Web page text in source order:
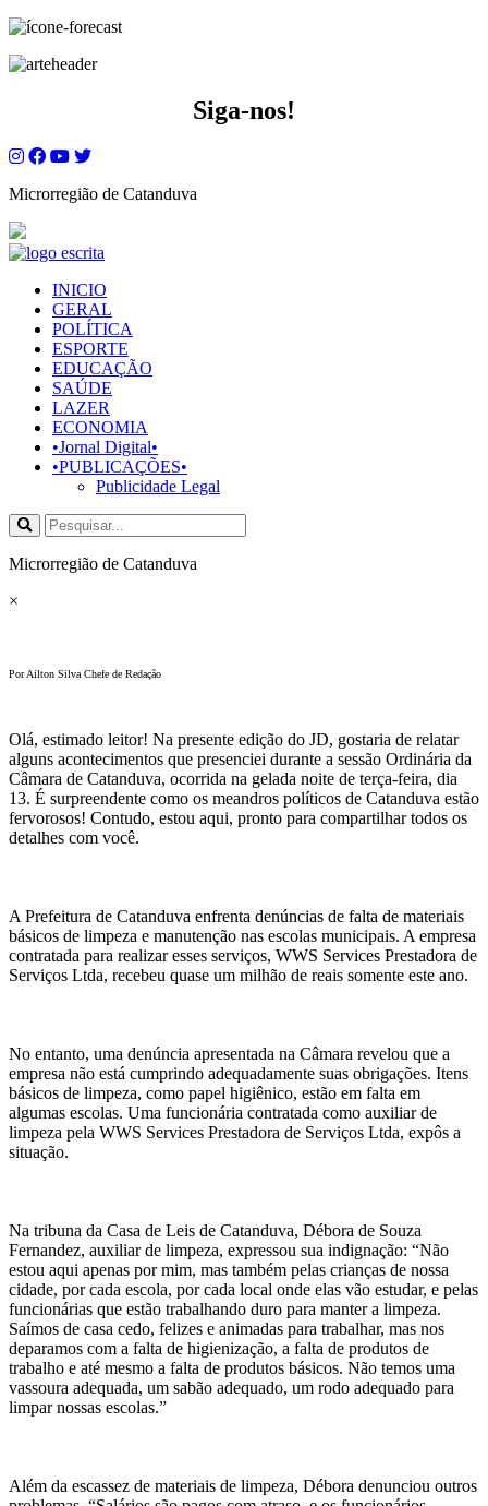
Siga-nos!
Microrregião de Catanduva
INICIO
GERAL
POLÍTICA
ESPORTE
EDUCAÇÃO
SAÚDE
LAZER
ECONOMIA
•Jornal Digital•
•PUBLICAÇÕES•
Publicidade Legal
Microrregião de Catanduva
×
Por Ailton Silva Chefe de Redação
Olá, estimado leitor! Na presente edição do JD, gostaria de relatar
alguns acontecimentos que presenciei durante a sessão Ordinária da
Câmara de Catanduva, ocorrida na gelada noite de terça-feira, dia
13. É surpreendente como os meandros políticos de Catanduva estão
fervorosos! Contudo, estou aqui, pronto para compartilhar todos os
detalhes com você.
A Prefeitura de Catanduva enfrenta denúncias de falta de materiais
básicos de limpeza e manutenção nas escolas municipais. A empresa
contratada para realizar esses serviços, WWS Services Prestadora de
Serviços Ltda, recebeu quase um milhão de reais somente este ano.
No entanto, uma denúncia apresentada na Câmara revelou que a
empresa não está cumprindo adequadamente suas obrigações. Itens
básicos de limpeza, como papel higiênico, estão em falta em
algumas escolas. Uma funcionária contratada como auxiliar de
limpeza pela WWS Services Prestadora de Serviços Ltda, expôs a
situação.
Na tribuna da Casa de Leis de Catanduva, Débora de Souza
Fernandez, auxiliar de limpeza, expressou sua indignação: “Não
estou aqui apenas por mim, mas também pelas crianças de nossa
cidade, por cada escola, por cada local onde elas vão estudar, e pelas
funcionárias que estão trabalhando duro para manter a limpeza.
Saímos de casa cedo, felizes e animadas para trabalhar, mas nos
deparamos com a falta de higienização, a falta de produtos de
trabalho e até mesmo a falta de produtos básicos. Não temos uma
vassoura adequada, um sabão adequado, um rodo adequado para
limpar nossas escolas.”
Além da escassez de materiais de limpeza, Débora denunciou outros